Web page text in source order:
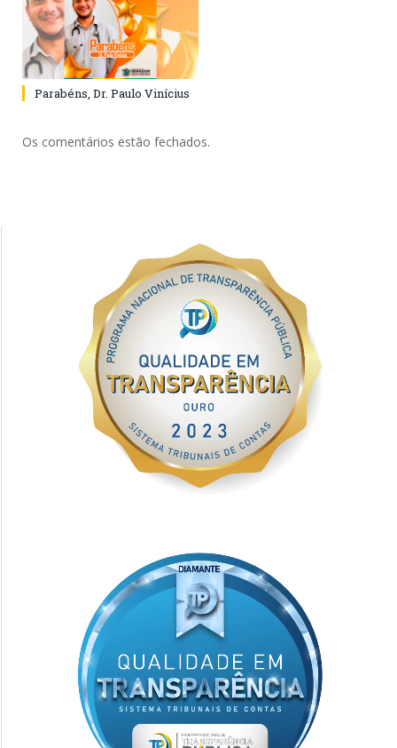
Parabéns, Dr. Paulo Vinícius
Os comentários estão fechados.